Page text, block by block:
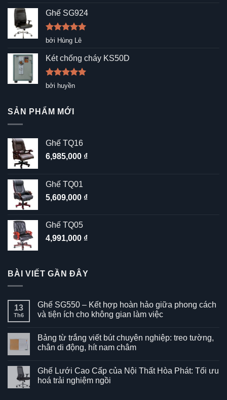
sao
Ghế SG924
Được xếp
5
sao
bởi Hùng Lê
Két chống cháy KS50D
Được xếp
hạng5
bởi huyền
SẢN PHẨM MỚI
Ghế TQ16
6,985,000 ₫
Ghế TQ01
5,609,000 ₫
Ghế TQ05
4,991,000 ₫
BÀI VIẾT GẦN ĐÂY
13
Th6
Ghế SG550 – Kết hợp hoàn hảo giữa phong cách
và tiện ích cho không gian làm việc
bình
luận
ở
–
Kết
hợp
Bảng từ trắng viết bút chuyên nghiệp: treo tường,
chân di động, hít nam châm
bình
luận
ở
Ghế Lưới Cao Cấp của Nội Thất Hòa Phát: Tối ưu
hoá trải nghiệm ngồi